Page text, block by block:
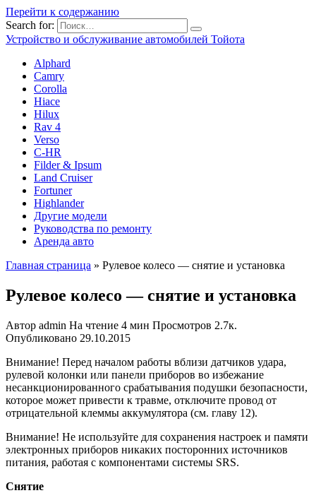
Перейти к содержанию
Search for:
Устройство и обслуживание автомобилей Тойота
Alphard
Camry
Corolla
Hiace
Hilux
Rav 4
Verso
C-HR
Filder & Ipsum
Land Cruiser
Fortuner
Highlander
Другие модели
Руководства по ремонту
Аренда авто
Главная страница » Рулевое колесо — снятие и установка
Рулевое колесо — снятие и установка
Автор admin На чтение 4 мин Просмотров 2.7к.
Опубликовано 29.10.2015
Внимание! Перед началом работы вблизи датчиков удара,
рулевой колонки или панели приборов во избежание
несанкционированного срабатывания подушки безопасности,
которое может привести к травме, отключите провод от
отрицательной клеммы аккумулятора (см. главу 12).
Внимание! Не используйте для сохранения настроек и памяти
электронных приборов никаких посторонних источников
питания, работая с компонентами системы SRS.
Снятие